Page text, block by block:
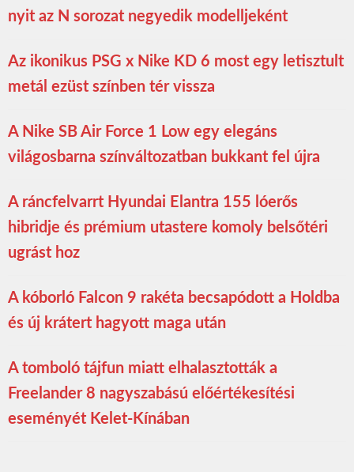
nyit az N sorozat negyedik modelljeként
Az ikonikus PSG x Nike KD 6 most egy letisztult
metál ezüst színben tér vissza
A Nike SB Air Force 1 Low egy elegáns
világosbarna színváltozatban bukkant fel újra
A ráncfelvarrt Hyundai Elantra 155 lóerős
hibridje és prémium utastere komoly belsőtéri
ugrást hoz
A kóborló Falcon 9 rakéta becsapódott a Holdba
és új krátert hagyott maga után
A tomboló tájfun miatt elhalasztották a
Freelander 8 nagyszabású előértékesítési
eseményét Kelet-Kínában